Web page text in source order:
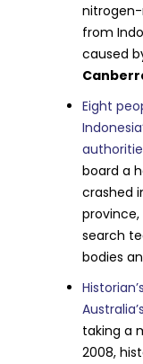
nitrogen-
from
caused
Eight
board a
crashed
province,
search
bodies
taking a
2008,